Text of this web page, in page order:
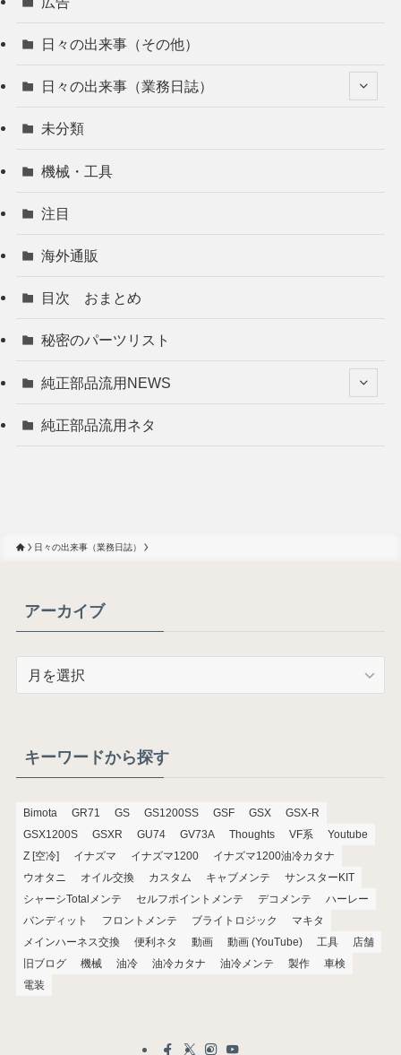
日々の出来事（その他）
日々の出来事（業務日誌）
未分類
機械・工具
注目
海外通販
目次 おまとめ
秘密のパーツリスト
純正部品流用NEWS
純正部品流用ネタ
日々の出来事（業務日誌）
アーカイブ
ブキーワードから探す
Bimota GR71 GS GS1200SS GSF GSX
GSX-R
GSX1200S
GSXR GU74 GV73A Thoughts VF系
Youtube
Z [空冷]
イナズマ イナズマ1200
イナズマ1200油冷カタナ
ウオタニ
オイル交換 カスタム キャブメンテ
サンスターKIT
シャーシTotalメンテ
セルフポイントメンテ デコメンテ
ハーレー
バンディット
フロントメンテ ブライトロジック
マキタ
メインハーネス交換
便利ネタ 動画 動画 (YouTube) 工具
店舗
旧ブログ
機械 油冷 油冷カタナ 油冷メンテ 製作
車検
電装